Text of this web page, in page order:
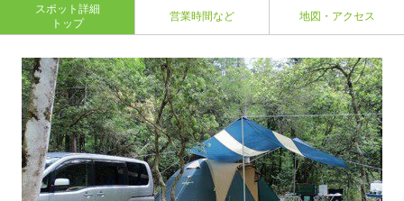
スポット詳細
トップ
営業時間など 地図・アクセス